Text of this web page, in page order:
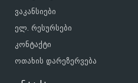
ვაკანსიები
ელ. რესურსები
კონტაქტი
ოთახის დარეზერვება